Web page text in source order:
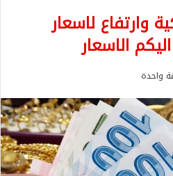
وارتفاع لاسعار
الاسعار
واحدة